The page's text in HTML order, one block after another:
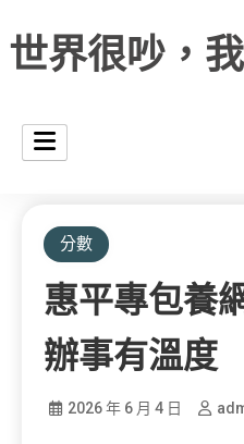
世界很吵，
分數
惠平專包養
辦事有溫度
2026 年 6 月 4 日